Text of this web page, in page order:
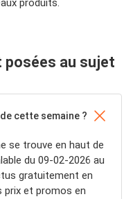
produits.
au sujet
cette semaine ?
se trouve en haut de
du 09-02-2026 au
gratuitement en
prix et promos en